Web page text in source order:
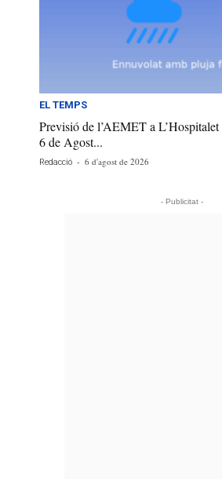
EL TEMPS
Previsió de l’AEMET a
6 de Agost...
Redacció - 6 d'agost de 2026
- Publicitat -